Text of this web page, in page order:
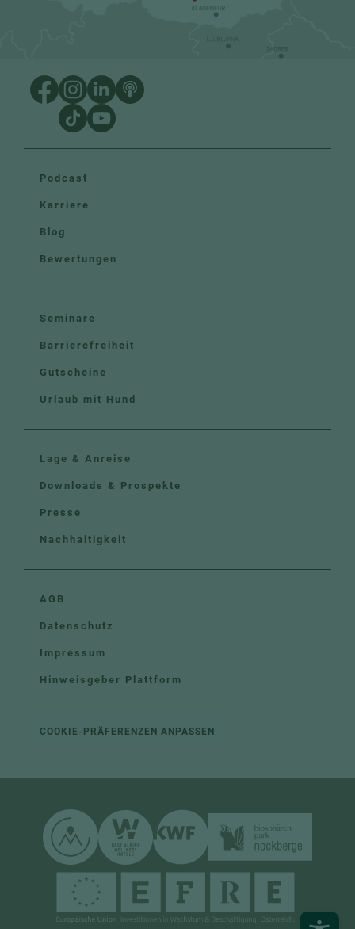
Podcast
Karriere
Blog
Bewertungen
Seminare
Barrierefreiheit
Gutscheine
Urlaub mit Hund
Lage & Anreise
Downloads & Prospekte
Presse
Nachhaltigkeit
AGB
Datenschutz
Impressum
Hinweisgeber Plattform
COOKIE-PRÄFERENZEN ANPASSEN